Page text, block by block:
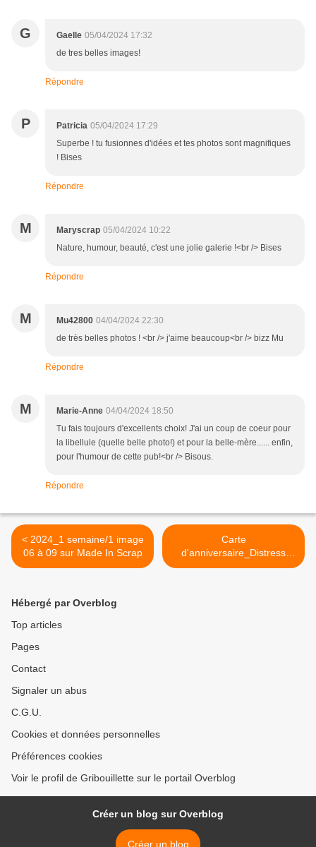
G Gaelle 05/04/2024 17:32
de tres belles images!
Répondre
P Patricia 05/04/2024 17:29
Superbe ! tu fusionnes d'idées et tes photos sont magnifiques
! Bises
Répondre
M Maryscrap 05/04/2024 10:22
Nature, humour, beauté, c'est une jolie galerie !<br /> Bises
Répondre
M Mu42800 04/04/2024 22:30
de très belles photos ! <br /> j'aime beaucoup<br /> bizz Mu
Répondre
M Marie-Anne 04/04/2024 18:50
Tu fais toujours d'excellents choix! J'ai un coup de coeur pour
la libellule (quelle belle photo!) et pour la belle-mère...... enfin,
pour l'humour de cette pub!<br /> Bisous.
Répondre
< 2024_1 semaine/1 image
06 à 09 sur Made In Scrap
Carte
d'anniversaire_Distress
Oxide et Roses >
Hébergé par Overblog
Top articles
Pages
Contact
Signaler un abus
C.G.U.
Cookies et données personnelles
Préférences cookies
Voir le profil de Gribouillette sur le portail Overblog
Créer un blog sur Overblog
Créer un blog